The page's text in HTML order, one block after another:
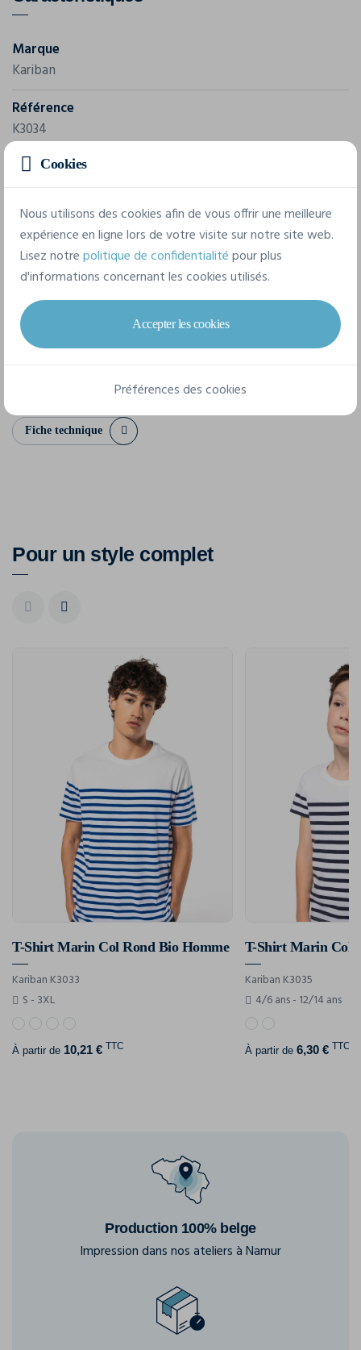
Marque
Kariban
Référence
K3034
Grammage
160 g/m²
Composition
100% Coton
6 tailles disponibles
XS S M L XL XXL
Fiche technique
Pour un style complet
T-Shirt Marin Col Rond Bio Homme
Kariban K3033
S - 3XL
À partir de 10,21 € TTC
T-Shirt Marin Col
Kariban K3035
4/6 ans - 12/14 ans
À partir de 6,30 € TTC
Production 100% belge
Impression dans nos ateliers à Namur
Cookies
Nous utilisons des cookies afin de vous offrir une meilleure
expérience en ligne lors de votre visite sur notre site web.
Lisez notrepolitique de confidentialitépour plus
d'informations concernant les cookies utilisés.
Accepter les cookies
Préférences des cookies